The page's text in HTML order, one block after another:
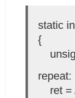
static
{
repeat:
ret =